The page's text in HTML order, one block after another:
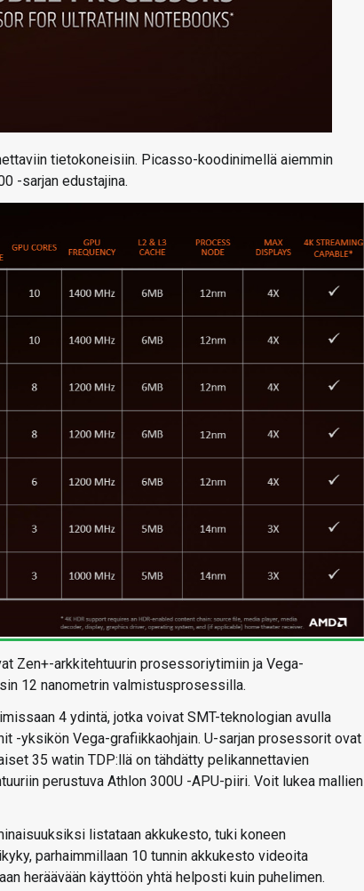
tietokoneisiin. Picasso-koodinimellä aiemmin
-sarjan edustajina.
Zen+-arkkitehtuurin prosessoriytimiin ja Vega-
12 nanometrin valmistusprosessilla.
4 ydintä, jotka voivat SMT-teknologian avulla
-yksikön Vega-grafiikkaohjain. U-sarjan prosessorit ovat
35 watin TDP:llä on tähdätty pelikannettavien
perustuva Athlon 300U -APU-piiri. Voit lukea mallien
listataan akkukesto, tuki koneen
parhaimmillaan 10 tunnin akkukesto videoita
heräävään käyttöön yhtä helposti kuin puhelimen.